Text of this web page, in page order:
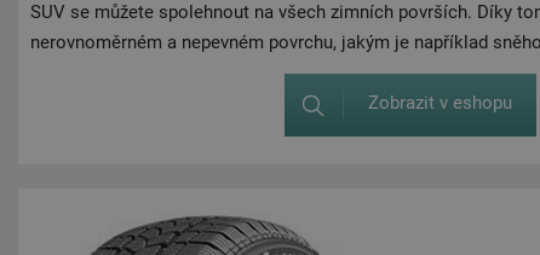
SUV se můžete spolehnout na všech zimních površích. Díky
nerovnoměrném a nepevném povrchu, jakým je například
Zobrazit v eshopu